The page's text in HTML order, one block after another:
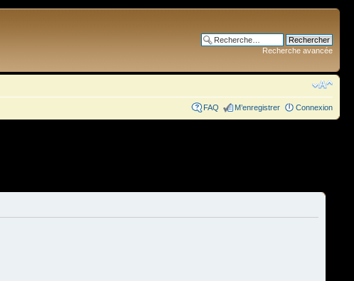
Recherche avancée
FAQ M’enregistrer Connexion